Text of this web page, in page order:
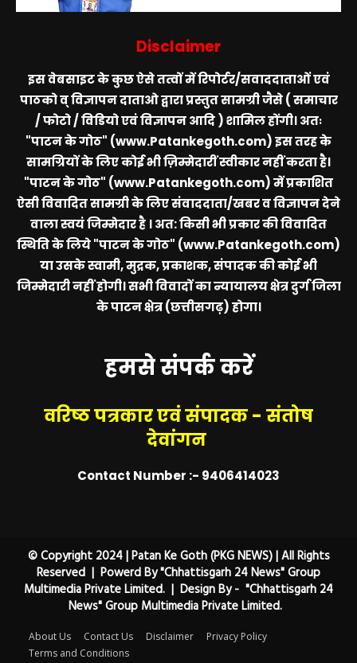
Disclaimer
इस वेबसाइट के कुछ ऐसे तत्वों में रिपोर्टर/सवाददाताओं एवं
पाठको व् विज्ञापन दाताओ द्वारा प्रस्तुत सामग्री जैसे ( समाचार
/ फोटो / विडियो एवं विज्ञापन आदि ) शामिल होंगी। अतः
"पाटन के गोठ" (www.Patankegoth.com)इस तरह के
सामग्रियों के लिए कोई भी ज़िम्मेदारीं स्वीकार नहीं करता है।
"पाटन के गोठ" (www.Patankegoth.com)में प्रकाशित
ऐसी विवादित सामग्री के लिए संवाददाता/खबर व विज्ञापन देने
वाला स्वयं जिम्मेदार है । अत: किसी भी प्रकार की विवादित
स्थिति के लिये"पाटन के गोठ" (www.Patankegoth.com)
या उसके स्वामी, मुद्रक, प्रकाशक, संपादक की कोई भी
जिम्मेदारी नहीं होगी। सभी विवादों का न्यायालय क्षेत्र दुर्ग जिला
के पाटन क्षेत्र (छत्तीसगढ़) होगा।
हमसे संपर्क करें
वरिष्ठ पत्रकार एवं संपादक - संतोष
देवांगन
Contact Number :- 9406414023
© Copyright 2024 | Patan Ke Goth (PKG NEWS) | All Rights
Reserved | Powerd By "Chhattisgarh 24 News" Group
Multimedia Private Limited. | Design By - "Chhattisgarh 24
News" Group Multimedia Private Limited.
About Us Contact Us Disclaimer
Privacy Policy
Terms and Conditions